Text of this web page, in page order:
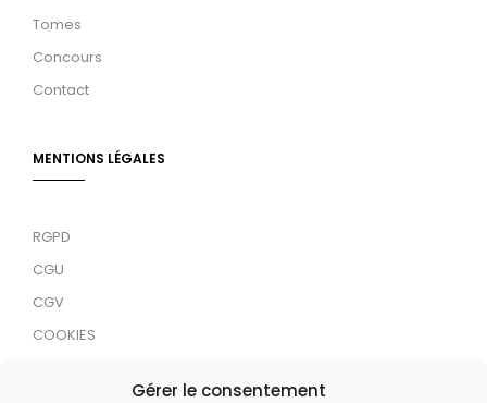
Gérer le consentement
Tomes
Concours
Contact
MENTIONS LÉGALES
RGPD
CGU
CGV
COOKIES